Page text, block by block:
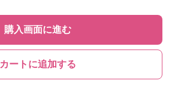
購入画面に進む
カートに追加する